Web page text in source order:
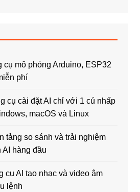
cụ mô phỏng Arduino, ESP32
phí
cụ cài đặt AI chỉ với 1 cú nhấp
macOS và Linux
tảng so sánh và trải nghiệm
AI hàng đầu
cụ AI tạo nhạc và video âm
lệnh